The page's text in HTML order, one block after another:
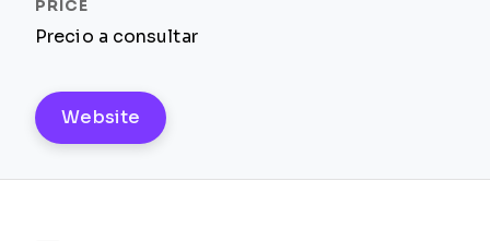
Precio a consultar
Website